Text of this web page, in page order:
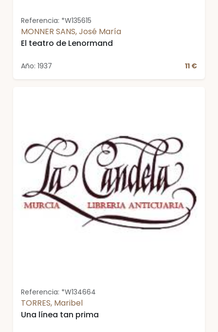
Referencia: *W135615
MONNER SANS, José María
El teatro de Lenormand
Año: 1937 11 €
Referencia: *W134664
TORRES, Maribel
Una línea tan prima